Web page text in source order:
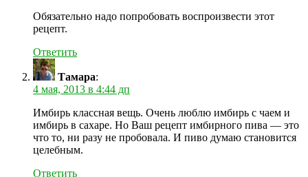
Обязательно надо попробовать воспроизвести этот
рецепт.
Ответить
Тамара:
4 мая, 2013 в 4:44 дп
Имбирь классная вещь. Очень люблю имбирь с чаем и
имбирь в сахаре. Но Ваш рецепт имбирного пива — это
что то, ни разу не пробовала. И пиво думаю становится
целебным.
Ответить